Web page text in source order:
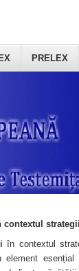
PRELEX
contextul
în contextul